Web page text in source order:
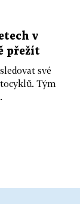
v
přežít
své
Tým